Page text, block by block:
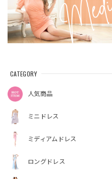
CATEGORY
人気商品
ミニドレス
ミディアムドレス
ロングドレス